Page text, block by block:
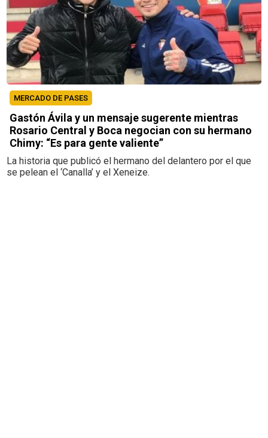
MERCADO DE PASES
Gastón Ávila y un mensaje sugerente mientras
Rosario Central y Boca negocian con su hermano
Chimy: “Es para gente valiente”
La historia que publicó el hermano del delantero por el que
se pelean el ‘Canalla’ y el Xeneize.